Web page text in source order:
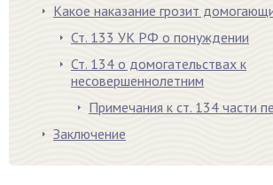
Какое наказание грозит
Ст. 133 УК РФ о понуждении
Ст. 134 о домогательствах к
несовершеннолетним
Примечания к ст. 134 части
Заключение